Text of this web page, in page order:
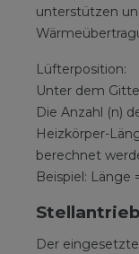
unterstützen
Lüfterposition:
Unter dem
Die Anzahl (n)
Heizkörper-
berechnet
Beispiel: Länge
Der